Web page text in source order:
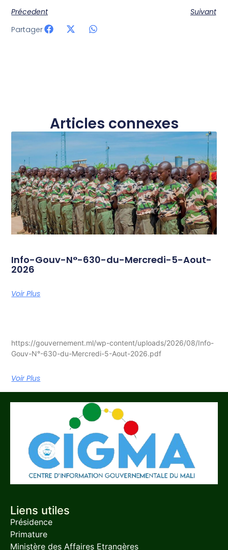
Précedent
Suivant
Partager
Articles connexes
Info-Gouv-N°-630-du-Mercredi-5-Aout-
2026
Voir Plus
https://gouvernement.ml/wp-content/uploads/2026/08/Info-
Gouv-N°-630-du-Mercredi-5-Aout-2026.pdf
Voir Plus
Liens utiles
Présidence
Primature
Ministère des Affaires Etrangères